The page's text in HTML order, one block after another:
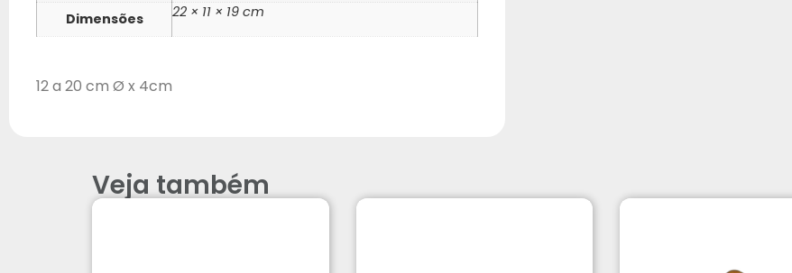
Dimensões 22 × 11 × 19 cm
12 a 20 cm Ø x 4cm
Veja também